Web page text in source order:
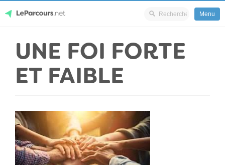
content
LeParcours.net
Menu
UNE FOI FORTE
ET FAIBLE